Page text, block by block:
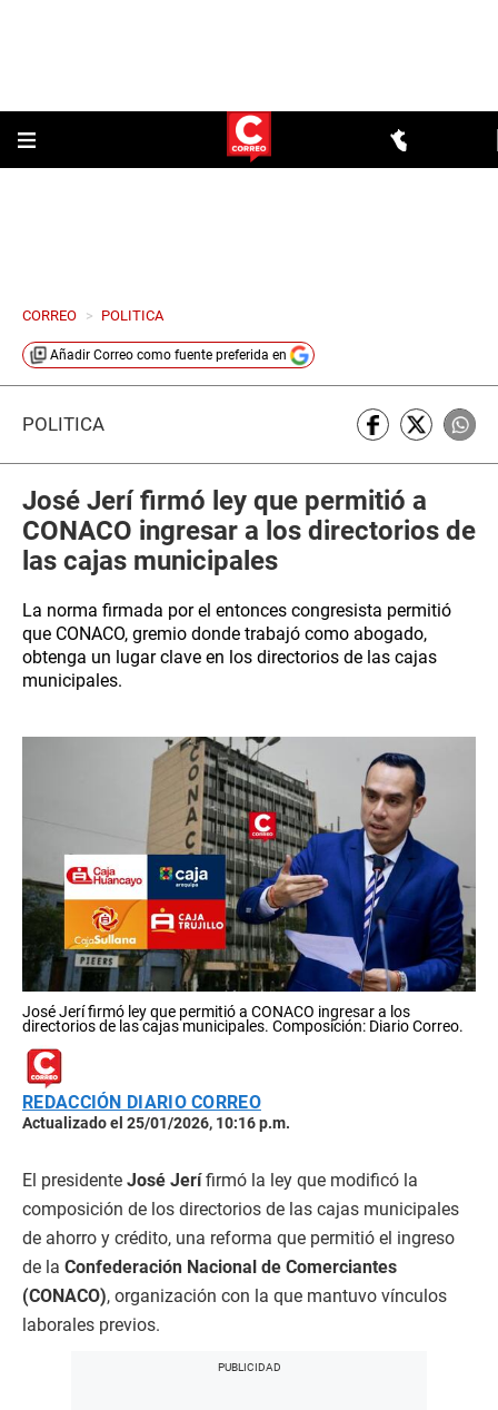
CORREO > POLITICA
Añadir Correo como fuente preferida en
POLÍTICA
José Jerí firmó ley que permitió a
CONACO ingresar a los directorios de
las cajas municipales
La norma firmada por el entonces congresista permitió
que CONACO, gremio donde trabajó como abogado,
obtenga un lugar clave en los directorios de las cajas
municipales.
José Jerí firmó ley que permitió a CONACO ingresar a los
directorios de las cajas municipales. Composición: Diario Correo.
REDACCIÓN DIARIO CORREO
Actualizado el 25/01/2026, 10:16 p.m.
El presidente José Jerífirmó la ley que modificó la
composición de los directorios de las cajas municipales
de ahorro y crédito, una reforma que permitió el ingreso
de la Confederación Nacional de Comerciantes
(CONACO), organización con la que mantuvo vínculos
laborales previos.